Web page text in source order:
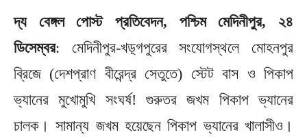
দ্য বেঙ্গল পোস্ট প্রতিবেদন, পশ্চিম মেদিনীপুর, ২৪
ডিসেম্বর: মেদিনীপুর-খড়্গপুরের সংযোগস্থলে মোহনপুর
ব্রিজে (দেশপ্রাণ বীরেন্দ্র সেতুতে) স্টেট বাস ও পিকাপ
ভ্যানের মুখোমুখি সংঘর্ষ! গুরুতর জখম পিকাপ ভ্যানের
চালক। সামান্য জখম হয়েছেন পিকাপ ভ্যানের খালাসীও।